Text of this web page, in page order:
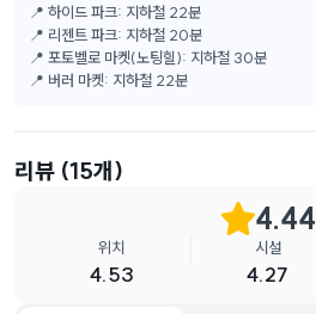
📍 하이드 파크: 지하철 22분
📍 리젠트 파크: 지하철 20분
📍 포토벨로 마켓(노팅힐): 지하철 30분
📍 버러 마켓: 지하철 22분
리뷰 (15개)
4.44
위치
4.53
시설
4.27